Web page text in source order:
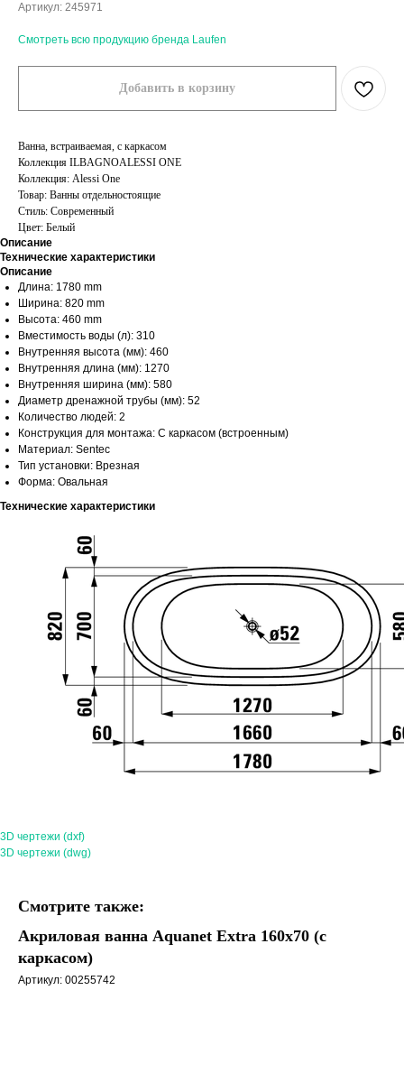
Артикул: 245971
Смотреть всю продукцию бренда Laufen
Добавить в корзину
Ванна, встраиваемая, с каркасом
Коллекция ILBAGNOALESSI ONE
Коллекция: Alessi One
Товар: Ванны отдельностоящие
Стиль: Современный
Цвет: Белый
Описание
Технические характеристики
Описание
Длина: 1780 mm
Ширина: 820 mm
Высота: 460 mm
Вместимость воды (л): 310
Внутренняя высота (мм): 460
Внутренняя длина (мм): 1270
Внутренняя ширина (мм): 580
Диаметр дренажной трубы (мм): 52
Количество людей: 2
Конструкция для монтажа: С каркасом (встроенным)
Материал: Sentec
Тип установки: Врезная
Форма: Овальная
Технические характеристики
3D чертежи (dxf)
3D чертежи (dwg)
Смотрите также:
Акриловая ванна Aquanet Extra 160x70 (с
каркасом)
Артикул: 00255742